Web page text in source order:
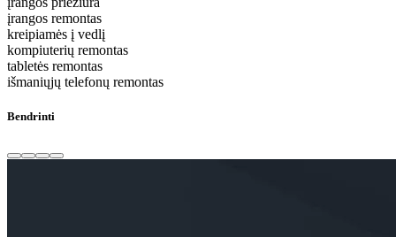
įrangos remontas
kreipiamės į vedlį
kompiuterių remontas
tabletės remontas
išmaniųjų telefonų remontas
Bendrinti